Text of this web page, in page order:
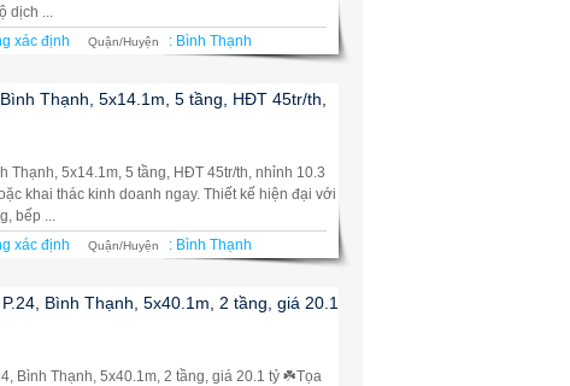
dịch ...
xác định Quận/Huyện : Bình Thạnh
Thạnh, 5x14.1m, 5 tầng, HĐT 45tr/th,
Thạnh, 5x14.1m, 5 tầng, HĐT 45tr/th, nhỉnh 10.3
khai thác kinh doanh ngay. Thiết kế hiện đại với
bếp ...
xác định Quận/Huyện : Bình Thạnh
Bình Thạnh, 5x40.1m, 2 tầng, giá 20.1
Bình Thạnh, 5x40.1m, 2 tầng, giá 20.1 tỷ ☘️Tọa